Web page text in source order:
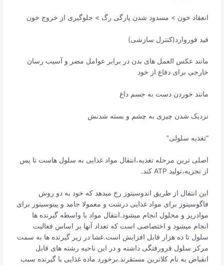
انعقاد خون > مسدود شدن پارگی رگ > جلوگیری از خروج خون
فید فوروارد(کنترل سازشی)
مانند عکس العمل های بدن در برابر عوامل مضر و آسیب رسان
خارجی برای دفاع از خود
مانند خوردن دست به جسم داغ
نزدیک شدن چیزی به چشم و بسته شدنش
“تغذیه سلولی”
اصلی ترین مرحله تغذیه،انتقال مواد غذایی به سلول هاست تا پس
از تجزیه،تولید ATP کند.
این انتقال از طریق اندوسیتوز رخ میدهد که خود به دو روش
فاگوسیتوز برای مواد غذایی درشت و معمولا جامد و پینوسیتوز برای
موادریز و محلول انجام میشود.انتقال مواد با واسطه گیرنده ها
انجام میشود و اختصاصی است که تعداد آنها بر اساس فعالیت
سلول تا ده هزار قابل افزایش است.غشا در زیر گیرنده ها به سمت
مرکز سلول فرورفتگی داشته و در این ناحیه رشته های قابل
انقباض به نام کلاترین مستقرند.برخورد ماده غذایی با گیرنده سبب